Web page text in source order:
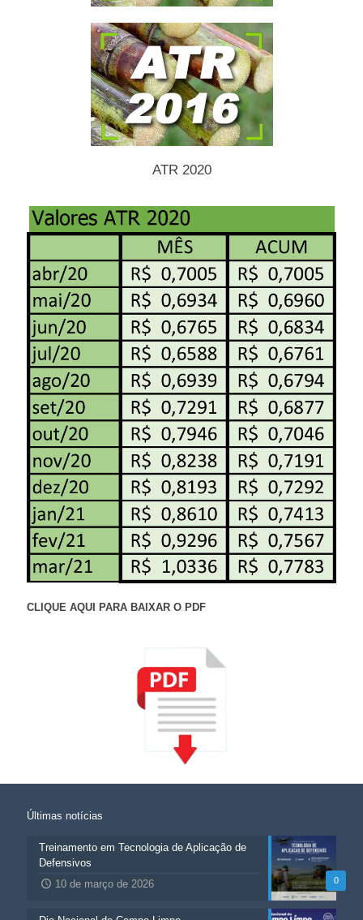
ATR 2020
CLIQUE AQUI PARA BAIXAR O PDF
Últimas notícias
0
Treinamento em Tecnologia de Aplicação de
Defensivos
10 de março de 2026